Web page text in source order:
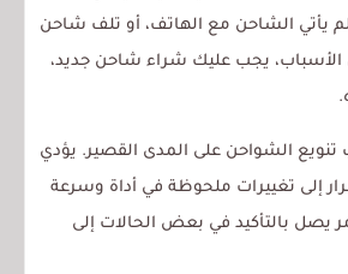
يأتي الشاحن مع الهاتف، أو تلف شاحن
يجب عليك شراء شاحن جديد،
تنويع الشواحن على المدى القصير. يؤدي
إلى تغييرات ملحوظة في أداة وسرعة
يصل بالتأكيد في بعض الحالات إلى